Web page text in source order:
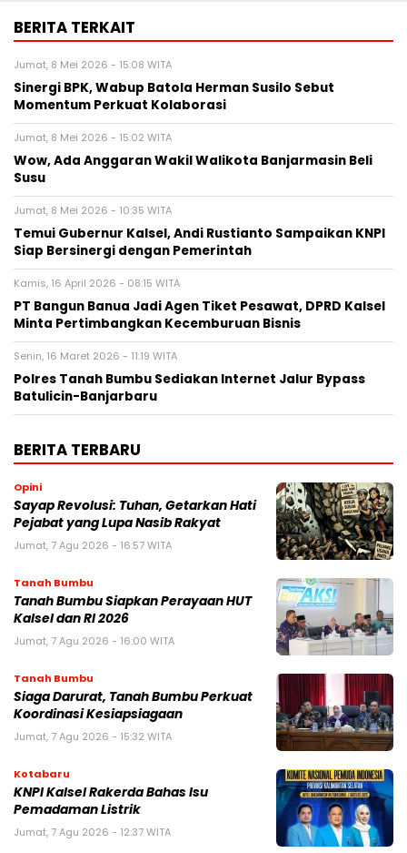
BERITA TERKAIT
Jumat, 8 Mei 2026 - 15:08 WITA
Sinergi BPK, Wabup Batola Herman Susilo Sebut
Momentum Perkuat Kolaborasi
Jumat, 8 Mei 2026 - 15:02 WITA
Wow, Ada Anggaran Wakil Walikota Banjarmasin Beli
Susu
Jumat, 8 Mei 2026 - 10:35 WITA
Temui Gubernur Kalsel, Andi Rustianto Sampaikan KNPI
Siap Bersinergi dengan Pemerintah
Kamis, 16 April 2026 - 08:15 WITA
PT Bangun Banua Jadi Agen Tiket Pesawat, DPRD Kalsel
Minta Pertimbangkan Kecemburuan Bisnis
Senin, 16 Maret 2026 - 11:19 WITA
Polres Tanah Bumbu Sediakan Internet Jalur Bypass
Batulicin-Banjarbaru
BERITA TERBARU
Opini
Sayap Revolusi: Tuhan, Getarkan Hati
Pejabat yang Lupa Nasib Rakyat
Jumat, 7 Agu 2026 - 16:57 WITA
Tanah Bumbu
Tanah Bumbu Siapkan Perayaan HUT
Kalsel dan RI 2026
Jumat, 7 Agu 2026 - 16:00 WITA
Tanah Bumbu
Siaga Darurat, Tanah Bumbu Perkuat
Koordinasi Kesiapsiagaan
Jumat, 7 Agu 2026 - 15:32 WITA
Kotabaru
KNPI Kalsel Rakerda Bahas Isu
Pemadaman Listrik
Jumat, 7 Agu 2026 - 12:37 WITA